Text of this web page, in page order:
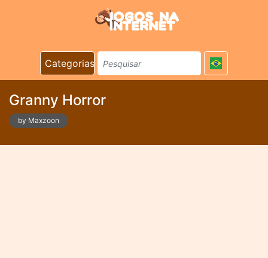
Categorias
Granny Horror
by Maxzoon